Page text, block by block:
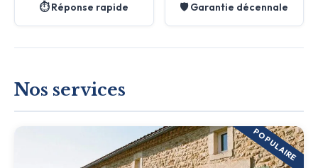
⏱️ Réponse rapide 🛡️ Garantie décennale
Nos services
POPULAIRE